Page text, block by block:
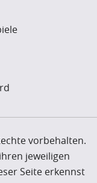
vorbehalten.
jeweiligen
Seite erkennst